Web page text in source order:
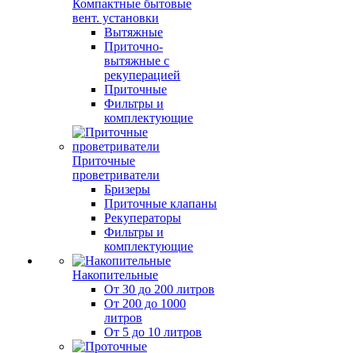
Компактные бытовые
вент. установки
Вытяжные
Приточно-
вытяжные с
рекуперацией
Приточные
Фильтры и
комплектующие
Приточные
проветриватели
Бризеры
Приточные клапаны
Рекуператоры
Фильтры и
комплектующие
Накопительные
От 30 до 200 литров
От 200 до 1000
литров
От 5 до 10 литров